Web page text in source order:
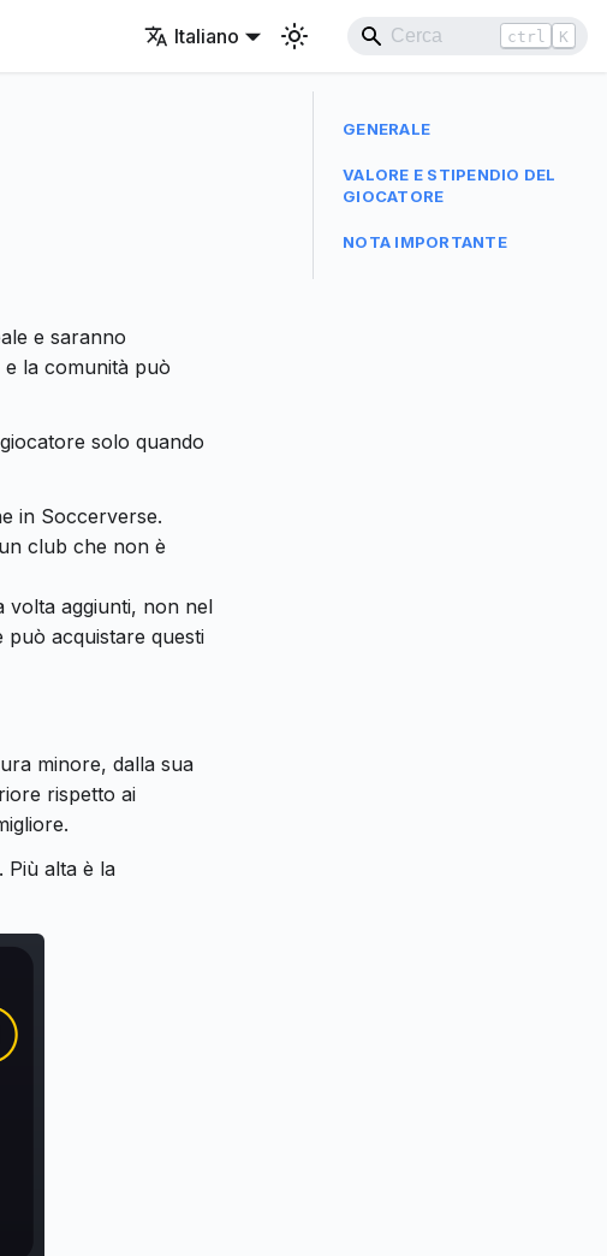
Italiano ctrl K
e saranno
la comunità può
solo quando
in Soccerverse.
club che non è
volta aggiunti, non nel
acquistare questi
minore, dalla sua
rispetto ai
Più alta è la
GENERALE
VALORE E STIPENDIO DEL
GIOCATORE
NOTA IMPORTANTE